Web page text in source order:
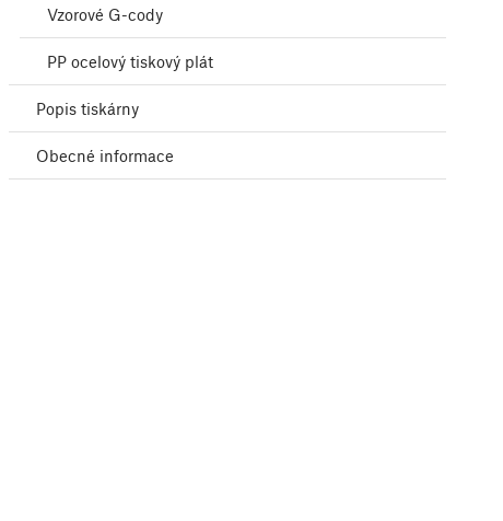
Vzorové G-cody
PP ocelový tiskový plát
Popis tiskárny
Obecné informace